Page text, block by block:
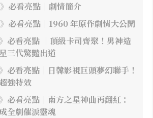
必看亮點｜劇情簡介
必看亮點｜1960 年原作劇情大公開
必看亮點 ｜頂級卡司齊聚！男神造
三代驚豔出道
必看亮點｜日韓影視巨頭夢幻聯手！
強特效
必看亮點｜南方之星神曲再翻紅：
全劇催淚靈魂